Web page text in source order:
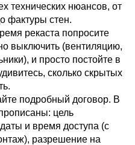
технических нюансов, от
фактуры стен.
рекаста попросите
выключить (вентиляцию,
и просто постойте в
сколько скрытых
подробный договор. В
цель
и время доступа (с
разрешение на